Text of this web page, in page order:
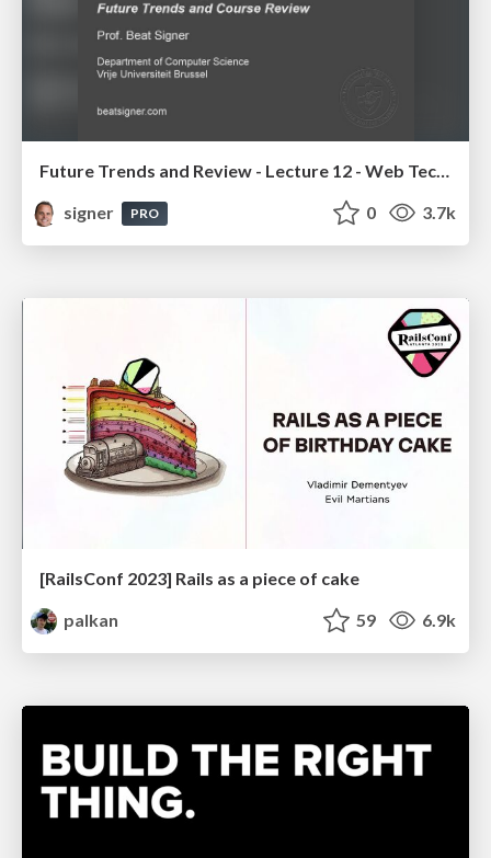
Future Trends and Review - Lecture 12 - Web Technologies (1019888BNR)
signer
PRO 0 3.7k
[RailsConf 2023] Rails as a piece of cake
palkan
59 6.9k